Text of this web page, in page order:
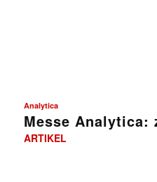
Analytica
Messe Analytica:
ARTIKEL